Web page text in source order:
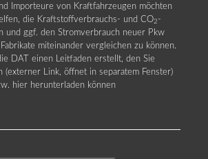
Importeure von Kraftfahrzeugen möchten
die Kraftstoffverbrauchs- und CO2 -
und ggf. den Stromverbrauch neuer Pkw
miteinander vergleichen zu können.
DAT einen Leitfaden erstellt, den Sie
(externer Link, öffnet in separatem Fenster)
hier herunterladen können